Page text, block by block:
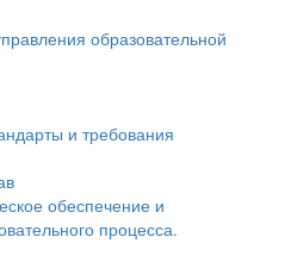
образовательной
и требования
обеспечение и
процесса.